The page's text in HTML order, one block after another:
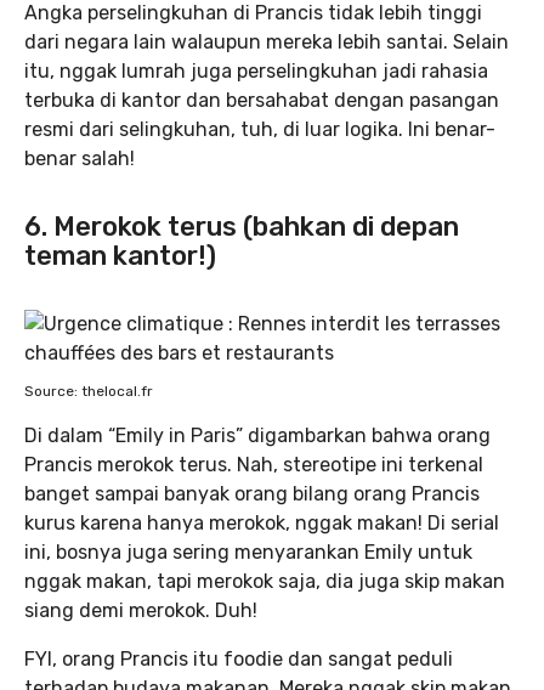
Angka perselingkuhan di Prancis tidak lebih tinggi
dari negara lain walaupun mereka lebih santai. Selain
itu, nggak lumrah juga perselingkuhan jadi rahasia
terbuka di kantor dan bersahabat dengan pasangan
resmi dari selingkuhan, tuh, di luar logika. Ini benar-
benar salah!
6. Merokok terus (bahkan di depan
teman kantor!)
Source: thelocal.fr
Di dalam “Emily in Paris” digambarkan bahwa orang
Prancis merokok terus. Nah, stereotipe ini terkenal
banget sampai banyak orang bilang orang Prancis
kurus karena hanya merokok, nggak makan! Di serial
ini, bosnya juga sering menyarankan Emily untuk
nggak makan, tapi merokok saja, dia juga skip makan
siang demi merokok. Duh!
FYI, orang Prancis itu foodie dan sangat peduli